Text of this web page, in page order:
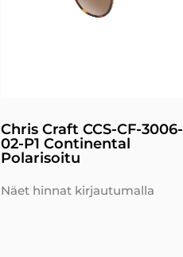
Chris Craft CCS-CF-3006-
02-P1 Continental
Polarisoitu
Näet hinnat kirjautumalla